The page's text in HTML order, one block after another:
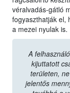
véralvadás-gátló
fogyaszthatják el,
a mezei nyulak is.
A
kijuttatott
területen,
jelentős